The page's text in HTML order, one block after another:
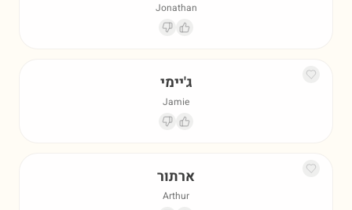
Jonathan
ג'יימי
Jamie
ארתור
Arthur